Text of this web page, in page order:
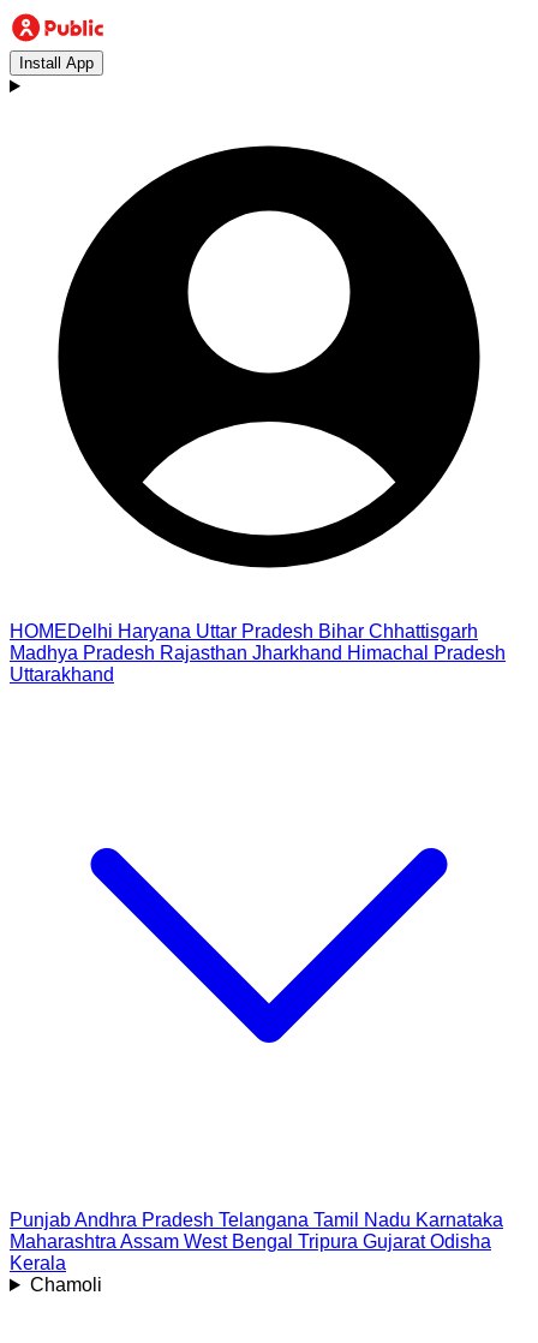
Install App
HOMEDelhi Haryana Uttar Pradesh Bihar Chhattisgarh
Madhya Pradesh Rajasthan Jharkhand Himachal Pradesh
Uttarakhand
PunjabAndhra Pradesh Telangana Tamil Nadu Karnataka
Maharashtra Assam West Bengal Tripura Gujarat Odisha
Kerala
Chamoli